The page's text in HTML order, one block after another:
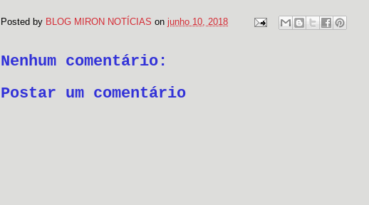
Posted by BLOG MIRON NOTÍCIAS on junho 10, 2018
Nenhum comentário:
Postar um comentário